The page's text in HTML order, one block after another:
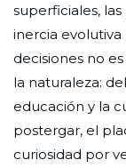
superficiales,
inercia
decisiones no
la naturaleza:
educación y la
postergar, el
curiosidad por